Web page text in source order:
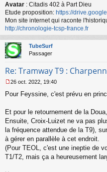
Avatar : Citadis 402 à Part Dieu
Etude proposition: https://
Mon site internet qui raconte
http://chronologie-tcsp-france.fr
TubeSurf
Passager
Re: Tramway T9 :
e
s
g
e
n
o
n
26 oct. 2022, 19:40
Pour Feyssine, c'est prévu en
Et pour le retournement de la
Ensuite, Croix-Luizet ne va pas
la fréquence attendue de la T9),
à gérer en parallèle à cet endroit.
(Pour TEOL, c'est une ineptie de
T1/T2, mais ça a heureusement